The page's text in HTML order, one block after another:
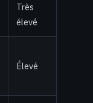
Très
élevé
Élevé